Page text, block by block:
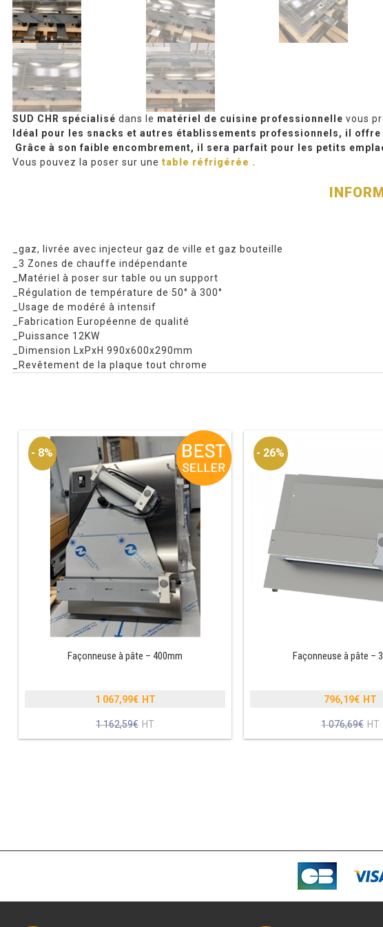
SUD CHR spécialisé dans le matériel de cuisine professionnelle vous
Idéal pour les snacks et autres établissements professionnels, il
Grâce à son faible encombrement, il sera parfait pour les petits
Vous pouvez la poser sur une table réfrigérée .
_gaz, livrée avec injecteur gaz de ville et gaz bouteille
_3 Zones de chauffe indépendante
_Matériel à poser sur table ou un support
_Régulation de température de 50° à 300°
_Usage de modéré à intensif
_Fabrication Européenne de qualité
_Puissance 12KW
_Dimension LxPxH 990x600x290mm
_Revêtement de la plaque tout chrome
- 8%
Façonneuse à pâte – 400mm
1 162,59€
prix
initial
1 067,99€
Le
prix
- 26%
Façonneuse à pâte –
1 076,69€
prix
initial
796,19€
Le
prix